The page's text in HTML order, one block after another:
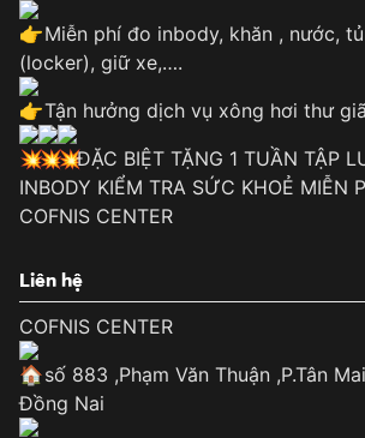
Miễn phí đo inbody, khăn , nước,
(locker), giữ xe,….
Tận hưởng dịch vụ xông hơi thư
ĐẶC BIỆT TẶNG 1 TUẦN TẬP
INBODY KIỂM TRA SỨC KHOẺ MIỄN
COFNIS CENTER
Liên hệ
COFNIS CENTER
số 883 ,Phạm Văn Thuận ,P.Tân
Đồng Nai